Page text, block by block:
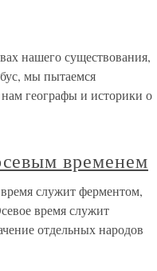
нашего существования,
мы пытаемся
географы и историки о
временем
служит ферментом,
время служит
отдельных народов